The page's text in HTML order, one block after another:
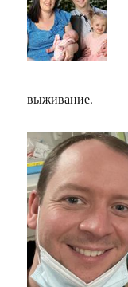
выживание.